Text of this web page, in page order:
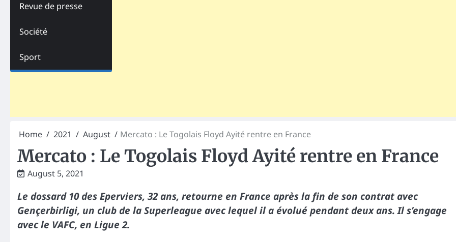
Revue de presse
Société
Sport
Home 2021 August Mercato : Le Togolais Floyd Ayité rentre en France
Mercato : Le Togolais Floyd Ayité rentre en France
August 5, 2021
Le dossard 10 des Eperviers, 32 ans, retourne en France après la fin de son contrat avec
Gençerbirligi, un club de la Superleague avec lequel il a évolué pendant deux ans. Il s’engage
avec le VAFC, en Ligue 2.